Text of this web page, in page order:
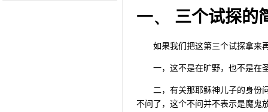
一、 三个试探的
如果我们把这第三个试探拿来
一，这不是在旷野，也不是在
二，有关那耶稣神儿子的身份
不问了，这个不问并不表示是魔鬼